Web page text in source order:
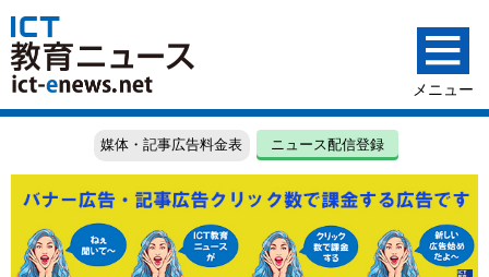
媒体・記事広告料金表 ニュース配信登録